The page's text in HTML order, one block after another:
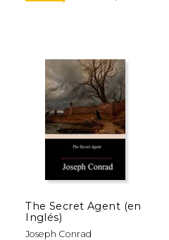
The Secret Agent (en
Inglés)
Joseph Conrad